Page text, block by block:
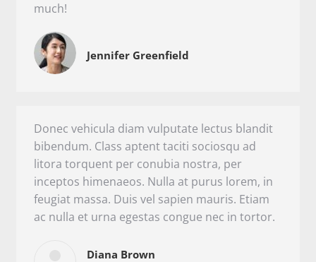
much!
Jennifer Greenfield
Donec vehicula diam vulputate lectus blandit
bibendum. Class aptent taciti sociosqu ad
litora torquent per conubia nostra, per
inceptos himenaeos. Nulla at purus lorem, in
feugiat massa. Duis vel sapien mauris. Etiam
ac nulla et urna egestas congue nec in tortor.
Diana Brown